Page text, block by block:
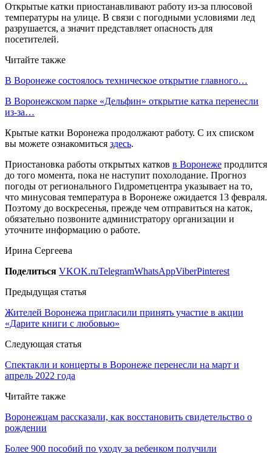
Открытые катки приостанавливают работу из-за плюсовой
температуры на улице. В связи с погодными условиями лед
разрушается, а значит представляет опасность для
посетителей.
Читайте также
В Воронеже состоялось техническое открытие главного…
В Воронежском парке «Дельфин» открытие катка перенесли
из-за…
Крытые катки Воронежа продолжают работу. С их списком
вы можете ознакомиться здесь.
Приостановка работы открытых катков в Воронеже продлится
до того момента, пока не наступит похолодание. Прогноз
погоды от регионального Гидрометцентра указывает на то,
что минусовая температура в Воронеже ожидается 13 февраля.
Поэтому до воскресенья, прежде чем отправиться на каток,
обязательно позвоните администратору организации и
уточните информацию о работе.
Ирина Сергеева
Поделиться VKOK.ruTelegramWhatsAppViberPinterest
Предыдущая статья
Жителей Воронежа пригласили принять участие в акции
«Дарите книги с любовью»
Следующая статья
Спектакли и концерты в Воронеже перенесли на март и
апрель 2022 года
Читайте также
Воронежцам рассказали, как восстановить свидетельство о
рождении
Более 900 пособий по уходу за ребенком получили